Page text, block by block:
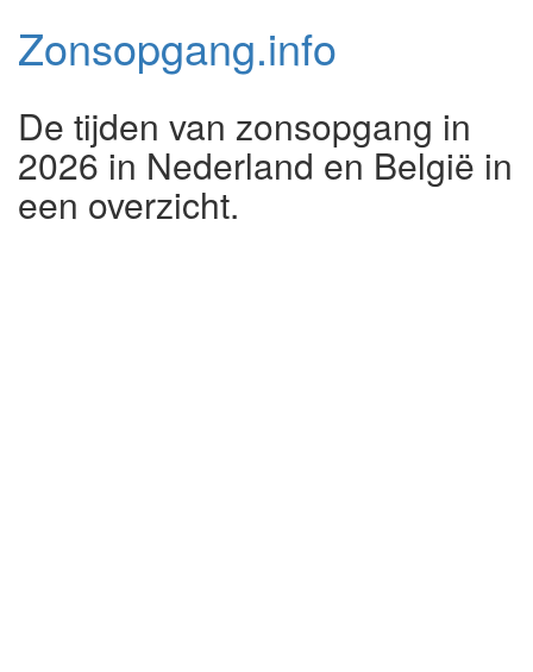
Zonsopgang.info
De tijden van zonsopgang in
2026 in Nederland en België in
een overzicht.